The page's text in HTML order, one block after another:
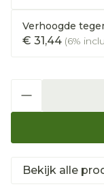
Verhoogde
€ 31,44 (6%
Bekijk alle